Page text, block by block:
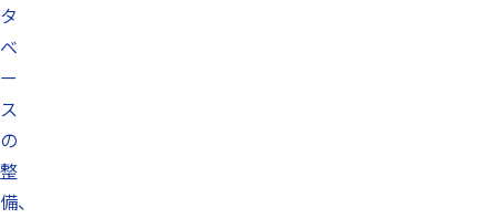
タ
ベ
ー
ス
の
整
備、